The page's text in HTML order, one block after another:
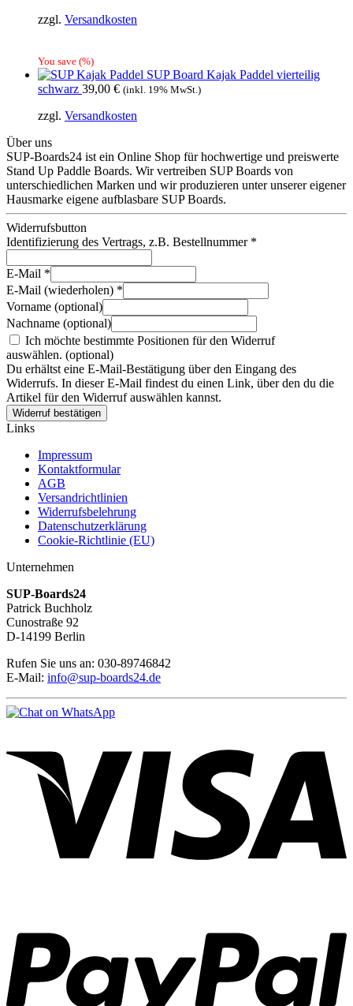
zzgl. Versandkosten
You save (%)
SUP Board Kajak Paddel vierteilig
schwarz 39,00 € (inkl. 19% MwSt.)
zzgl. Versandkosten
Über uns
SUP-Boards24 ist ein Online Shop für hochwertige und preiswerte
Stand Up Paddle Boards. Wir vertreiben SUP Boards von
unterschiedlichen Marken und wir produzieren unter unserer eigener
Hausmarke eigene aufblasbare SUP Boards.
Widerrufsbutton
Identifizierung des Vertrags, z.B. Bestellnummer *
E-Mail *
E-Mail (wiederholen) *
Vorname (optional)
Nachname (optional)
Ich möchte bestimmte Positionen für den Widerruf
auswählen. (optional)
Du erhältst eine E-Mail-Bestätigung über den Eingang des
Widerrufs. In dieser E-Mail findest du einen Link, über den du die
Artikel für den Widerruf auswählen kannst.
Widerruf bestätigen
Links
Impressum
Kontaktformular
AGB
Versandrichtlinien
Widerrufsbelehrung
Datenschutzerklärung
Cookie-Richtlinie (EU)
Unternehmen
SUP-Boards24
Patrick Buchholz
Cunostraße 92
D-14199 Berlin
Rufen Sie uns an: 030-89746842
E-Mail: info@sup-boards24.de